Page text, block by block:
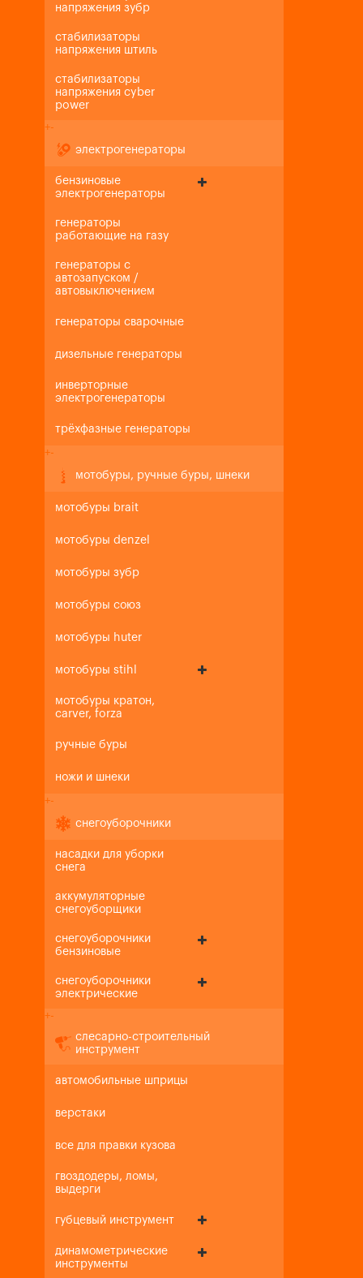
напряжения зубр
стабилизаторы
напряжения штиль
стабилизаторы
напряжения cyber
power
+-
электрогенераторы
бензиновые
электрогенераторы
генераторы
работающие на газу
генераторы с
автозапуском /
автовыключением
генераторы сварочные
дизельные генераторы
инверторные
электрогенераторы
трёхфазные генераторы
+-
мотобуры, ручные буры, шнеки
мотобуры brait
мотобуры denzel
мотобуры зубр
мотобуры союз
мотобуры huter
мотобуры stihl
мотобуры кратон,
carver, forza
ручные буры
ножи и шнеки
+-
снегоуборочники
насадки для уборки
снега
аккумуляторные
снегоуборщики
снегоуборочники
бензиновые
снегоуборочники
электрические
+-
слесарно-строительный
инструмент
автомобильные шприцы
верстаки
все для правки кузова
гвоздодеры, ломы,
выдерги
губцевый инструмент
динамометрические
инструменты